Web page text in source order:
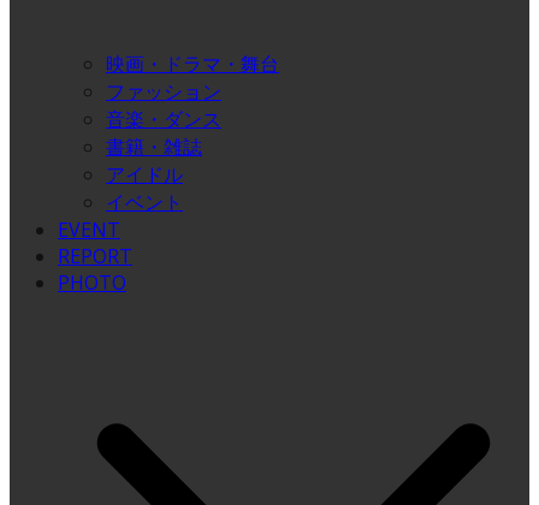
映画・ドラマ・舞台
ファッション
音楽・ダンス
書籍・雑誌
アイドル
イベント
EVENT
REPORT
PHOTO